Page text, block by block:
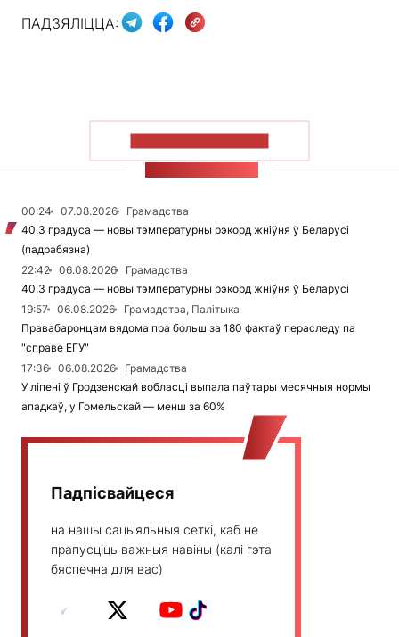
ПАДЗЯЛІЦЦА:
00:24 07.08.2026
Грамадства
40,3 градуса — новы тэмпературны рэкорд жніўня ў Беларусі
(падрабязна)
22:42
06.08.2026
Грамадства
40,3 градуса — новы тэмпературны рэкорд жніўня ў Беларусі
19:57
06.08.2026
Грамадства, Палітыка
Правабаронцам вядома пра больш за 180 фактаў пераследу па
"справе ЕГУ"
17:36
06.08.2026
Грамадства
У ліпені ў Гродзенскай вобласці выпала паўтары месячныя нормы
ападкаў, у Гомельскай — менш за 60%
Падпісвайцеся
на нашы сацыяльныя сеткі, каб не
прапусціць важныя навіны (калі гэта
бяспечна для вас)